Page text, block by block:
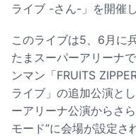
ライブ -さん-」を開催し
このライブは5、6月に
たまスーパーアリーナ
ンマン「FRUITS
ライブ」の追加公演と
ーアリーナ公演からさ
モード”に会場が設定さ